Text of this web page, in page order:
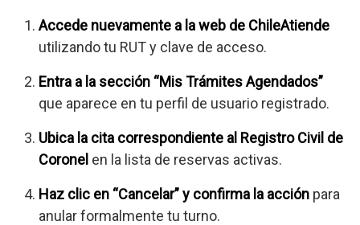
Accede nuevamente a la web de ChileAtiende
utilizando tu RUT y clave de acceso.
Entra a la sección “Mis Trámites Agendados”
que aparece en tu perfil de usuario registrado.
Ubica la cita correspondiente al Registro Civil de
Coronel en la lista de reservas activas.
Haz clic en “Cancelar” y confirma la acción para
anular formalmente tu turno.